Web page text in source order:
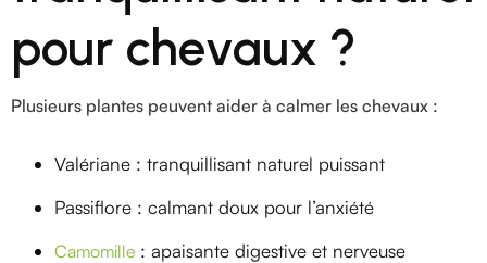
pour chevaux ?
Plusieurs plantes peuvent aider à calmer les chevaux :
Valériane : tranquillisant naturel puissant
Passiflore : calmant doux pour l’anxiété
Camomille : apaisante digestive et nerveuse